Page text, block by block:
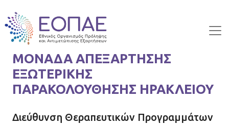
ΜΟΝΑΔΑ ΑΠΕΞΑΡΤΗΣΗΣ
ΕΞΩΤΕΡΙΚΗΣ
ΠΑΡΑΚΟΛΟΥΘΗΣΗΣ ΗΡΑΚΛΕΙΟΥ
Διεύθυνση Θεραπευτικών Προγραμμάτων